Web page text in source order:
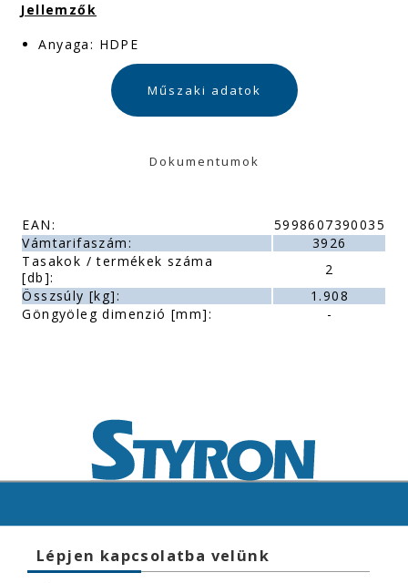
Jellemzők
Anyaga: HDPE
Műszaki adatok
Dokumentumok
EAN:
5998607390035
Vámtarifaszám:
3926
Tasakok / termékek száma
[db]:
2
Összsúly [kg]:
1.908
Göngyöleg dimenzió [mm]:
-
Lépjen kapcsolatba velünk